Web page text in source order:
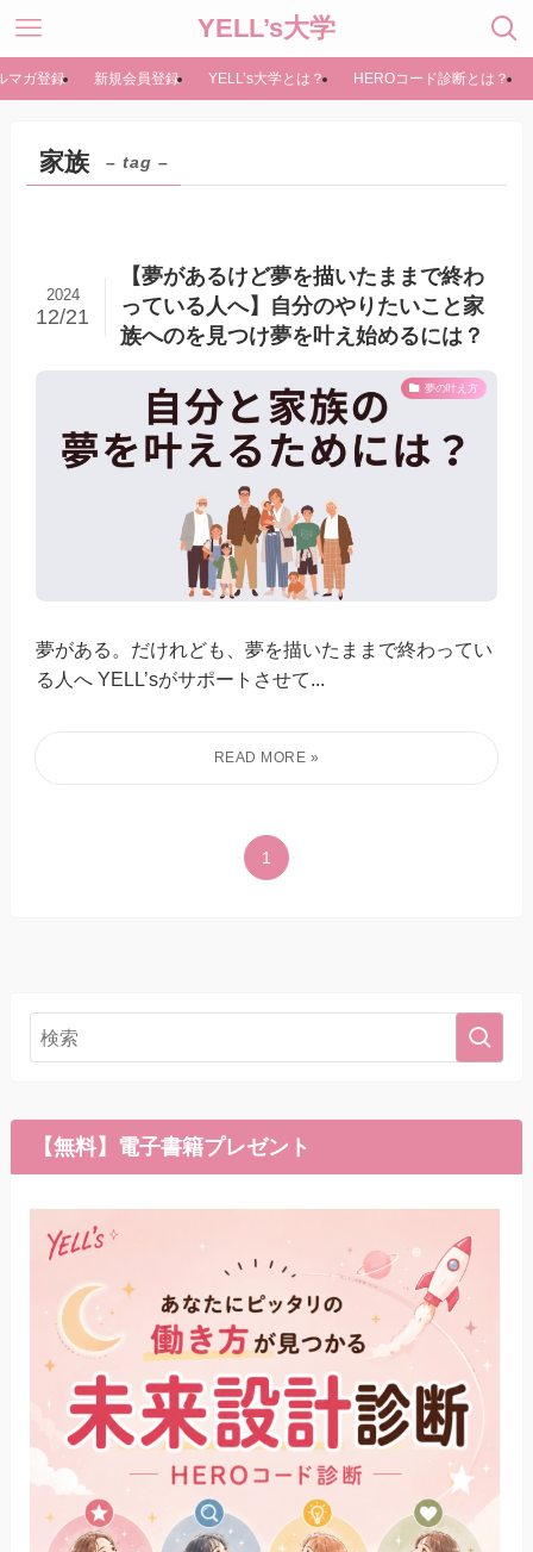
YELL’s大学
マガ登録 新規会員登録 YELL’s大学とは？ HEROコード診断とは？
家族 – tag –
【夢があるけど夢を描いたままで終わ
っている人へ】自分のやりたいこと家
族へのを見つけ夢を叶え始めるには？
2024
12/21
夢の叶え方
夢がある。だけれども、夢を描いたままで終わってい
る人へ YELL’sがサポートさせて...
1
【無料】電子書籍プレゼント